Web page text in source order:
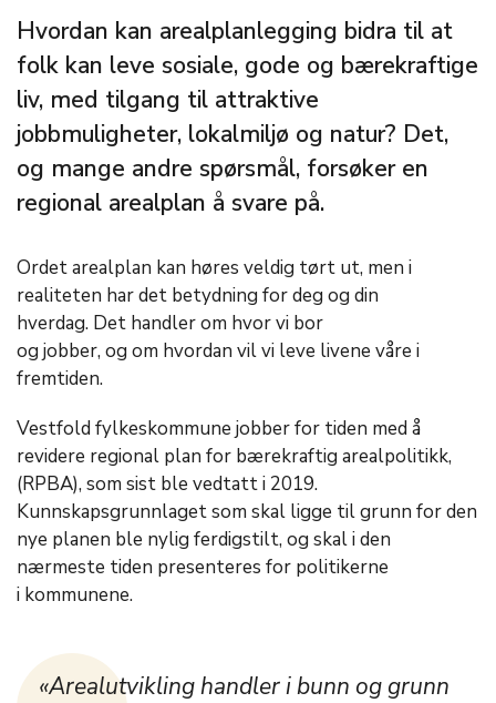
Hvordan kan arealplanlegging bidra til at
folk kan leve sosiale, gode og bærekraftige
liv, med tilgang til attraktive
jobbmuligheter, lokalmiljø og natur? Det,
og mange andre spørsmål, forsøker en
regional arealplan å svare på.
Ordet arealplan kan høres veldig tørt ut, men i
realiteten har det betydning for deg og din
hverdag. Det handler om hvor vi bor
og jobber, og om hvordan vil vi leve livene våre i
fremtiden.
Vestfold fylkeskommune jobber for tiden med å
revidere regional plan for bærekraftig arealpolitikk,
(RPBA), som sist ble vedtatt i 2019.
Kunnskapsgrunnlaget som skal ligge til grunn for den
nye planen ble nylig ferdigstilt, og skal i den
nærmeste tiden presenteres for politikerne
i kommunene.­
«Arealutvikling handler i bunn og grunn